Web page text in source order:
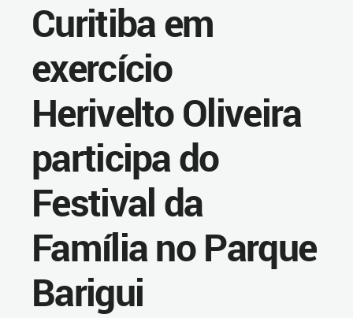
Curitiba em
exercício
Herivelto Oliveira
participa do
Festival da
Família no Parque
Barigui